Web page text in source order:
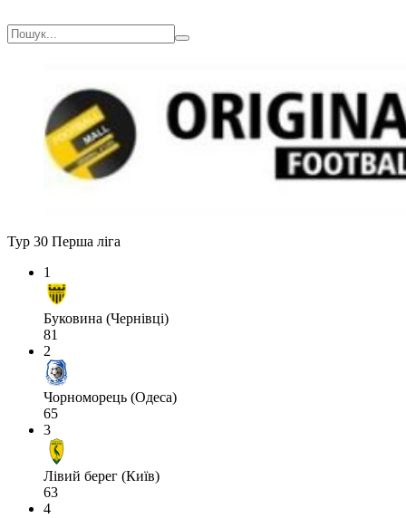
Тур 30 Перша ліга
1
Буковина (Чернівці)
81
2
Чорноморець (Одеса)
65
3
Лівий берег (Київ)
63
4